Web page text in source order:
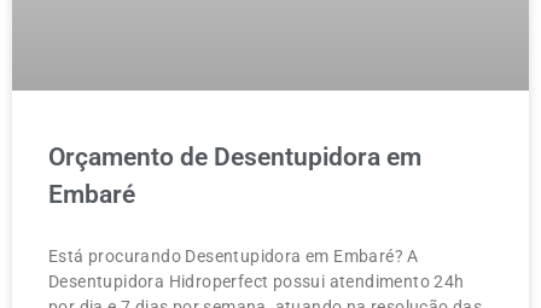
Orçamento de Desentupidora em
Embaré
Está procurando Desentupidora em Embaré? A
Desentupidora Hidroperfect possui atendimento 24h